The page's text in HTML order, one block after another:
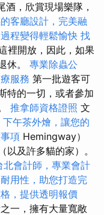
，欣賞現場樂隊，
客廳設計，完美融
程變得輕鬆愉快 找
裡開放，因此，如果
休。 專業除蟲公
服務 第一批遊客可
特的一切，或者參加
推拿師資格證照 文
下午茶外燴，讓您的
項 Hemingway）
及許多貓的家）。
北會計師，專業會計
用性，助您打造完
，提供透明報價
一，擁有大量寬敞